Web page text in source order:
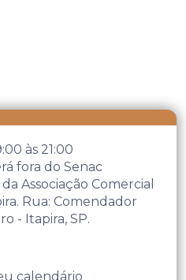
às 21:00
fora do Senac
Associação Comercial
Rua: Comendador
- Itapira, SP.
calendário